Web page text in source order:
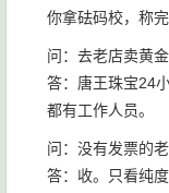
你拿砝码校，称
问：去老店卖黄
答：唐王珠宝24
都有工作人员。
问：没有发票的
答：收。只看纯